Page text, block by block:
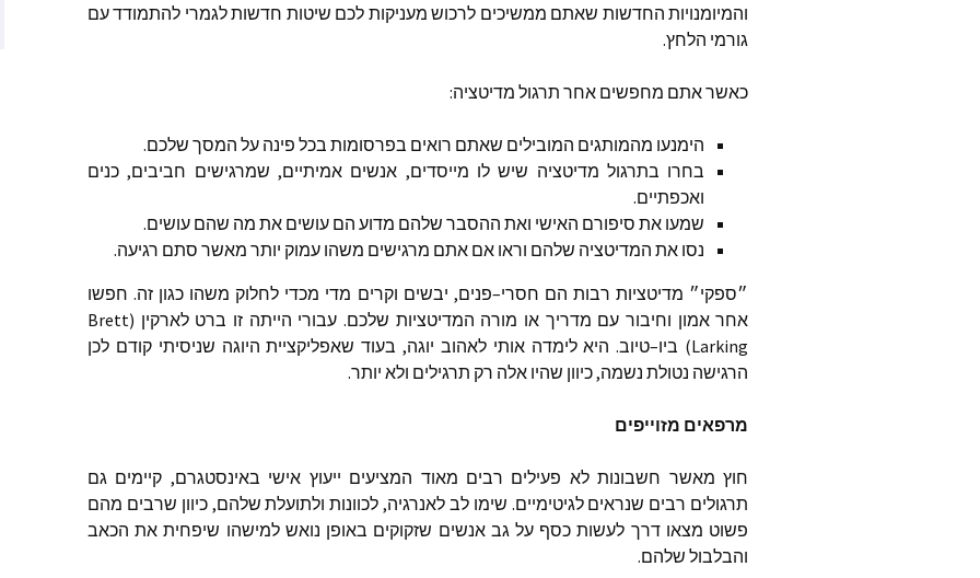
תרומה ותמיכה
והמיומנויות החדשות שאתם ממשיכים לרכוש מעניקות לכם שיטות חדשותלגמרי להתמודדעם
גורמי הלחץ.
כאשראתם מחפשים אחר תרגול מדיטציה:
הימנעו מהמותגים המובילים שאתם רואים בפרסומות בכל פינה על המסך שלכם.
בחרו בתרגול מדיטציה שיש לו מייסדים, אנשים אמיתיים, שמרגישים חביבים, כנים
ואכפתיים.
שמעו את סיפורם האישי ואת ההסבר שלהם מדוע הם עושים את מה שהם עושים.
נסו את המדיטציה שלהם וראו אם אתם מרגישים משהו עמוק יותר מאשר סתם רגיעה.
״ספקי״ מדיטציות רבות הם חסרי–פנים, יבשים וקרים מדי מכדי לחלוק משהו כגון זה. חפשו
אחר אמון וחיבור עם מדריך או מורה המדיטציות שלכם. עבורי הייתה זו ברט לארקין (Brett
Larking)
ביו–טיוב. היא לימדה אותי לאהוב יוגה, בעוד שאפליקציית היוגה שניסיתי קודם לכן
הרגישה נטולת נשמה,כיוון שהיו אלה רק תרגילים ולא יותר.
מרפאים מזוייפים
חוץ מאשר חשבונות לא פעילים רבים מאוד המציעים ייעוץ אישי באינסטגרם, קיימים גם
תרגולים רבים שנראים לגיטימיים. שימו לב לאנרגיה, לכוונות ולתועלת שלהם,כיוון שרבים מהם
פשוט מצאו דרך לעשות כסף על גב אנשים שזקוקים באופן נואש למישהו שיפחית את הכאב
והבלבול שלהם.